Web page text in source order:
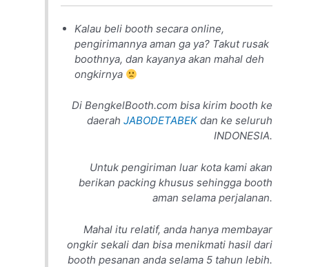
Kalau beli booth secara online,
pengirimannya aman ga ya? Takut rusak
boothnya, dan kayanya akan mahal deh
ongkirnya
Di BengkelBooth.com bisa kirim booth ke
daerah JABODETABEKdan ke seluruh
INDONESIA.
Untuk pengiriman luar kota kami akan
berikan packing khusus sehingga booth
aman selama perjalanan.
Mahal itu relatif, anda hanya membayar
ongkir sekali dan bisa menikmati hasil dari
booth pesanan anda selama 5 tahun lebih.